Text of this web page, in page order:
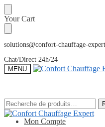
Sauter
à
la
navigation
Skip
to
content
Your Cart
solutions@confort-chauffage-
Chat/Direct 24h/24
MENU
Recherche
pour :
Mon Compte
Recherche
pour :